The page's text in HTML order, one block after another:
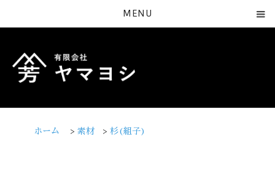
MENU
ホーム > 素材 > 杉(組子)